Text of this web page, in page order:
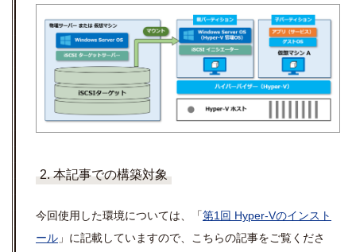
2. 本記事での構築対象
今回使用した環境については、「第1回 Hyper-Vのインスト
ール 」に記載していますので、こちらの記事をご覧くださ